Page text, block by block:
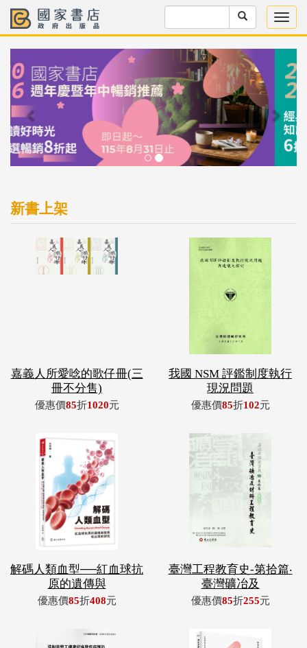
新書上架
嘉義人所愛唸的歌仔冊(三
冊不分售)
優惠價85折1020元
我國 NSM 評鑑制度執行
現況問題
優惠價85折102元
解碼人類血型──紅血球抗
原的遺傳與
優惠價85折408元
臺灣工程教育史-第拾篇‧
臺灣礦冶及
優惠價85折255元